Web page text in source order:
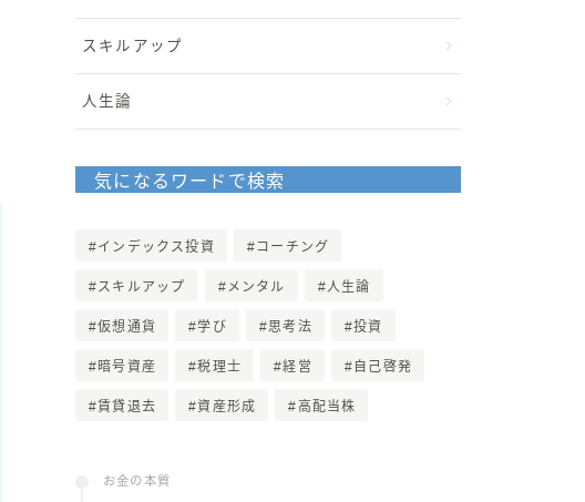
スキルアップ
人生論
気になるワードで検索
インデックス投資 コーチング
スキルアップ メンタル 人生論
仮想通貨 学び 思考法 投資
暗号資産 税理士 経営 自己啓発
賃貸退去 資産形成 高配当株
お金の本質